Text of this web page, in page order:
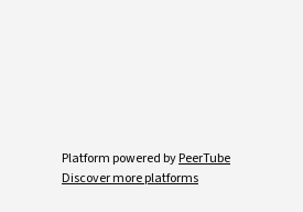
Platform powered byPeerTube
Discover more platforms